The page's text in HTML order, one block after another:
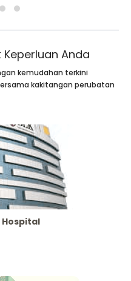
Keperluan Anda
kemudahan terkini
kakitangan perubatan
Hospital